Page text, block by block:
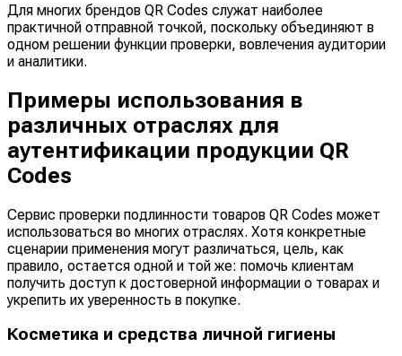
Для многих брендов QR Codes служат наиболее
практичной отправной точкой, поскольку объединяют в
одном решении функции проверки, вовлечения аудитории
и аналитики.
Примеры использования в
различных отраслях для
аутентификации продукции QR
Codes
Сервис проверки подлинности товаров QR Codes может
использоваться во многих отраслях. Хотя конкретные
сценарии применения могут различаться, цель, как
правило, остается одной и той же: помочь клиентам
получить доступ к достоверной информации о товарах и
укрепить их уверенность в покупке.
Косметика и средства личной гигиены